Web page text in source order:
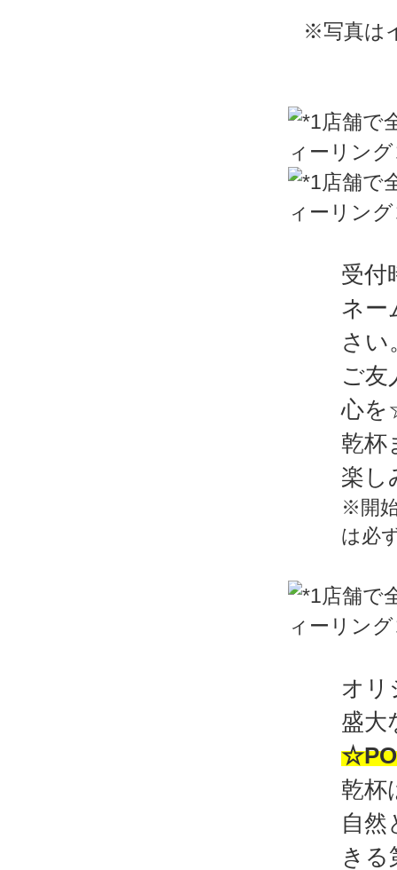
※写真は
受付
ネー
さい
ご友
心
乾杯
楽し
※開
は必
オリ
盛大
乾杯
自然
き